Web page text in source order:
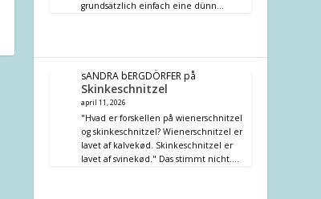
grundsätzlich einfach eine dünn…
sANDRA bERGDÖRFERpå
Skinkeschnitzel
april 11, 2026
"Hvad er forskellen på wienerschnitzel
og skinkeschnitzel? Wienerschnitzel er
lavet af kalvekød. Skinkeschnitzel er
lavet af svinekød." Das stimmt nicht.…